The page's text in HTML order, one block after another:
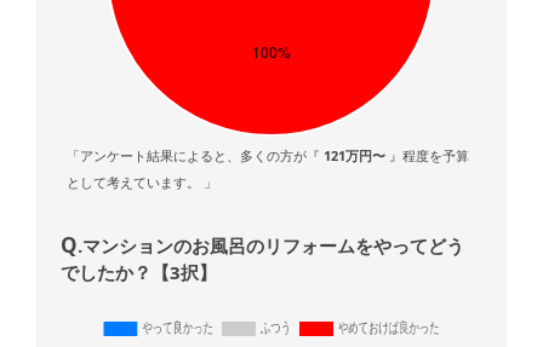
「アンケート結果によると、多くの方が『 121万円〜 』程度を予算
として考えています。 」
Q.マンションのお風呂のリフォームをやってどう
でしたか？【3択】